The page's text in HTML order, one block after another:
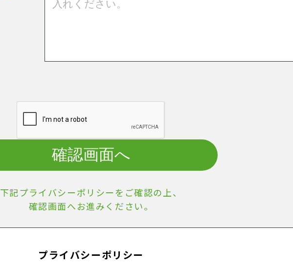
確認画面へ
下記プライバシーポリシーをご確認の上、
確認画面へお進みください。
プライバシーポリシー